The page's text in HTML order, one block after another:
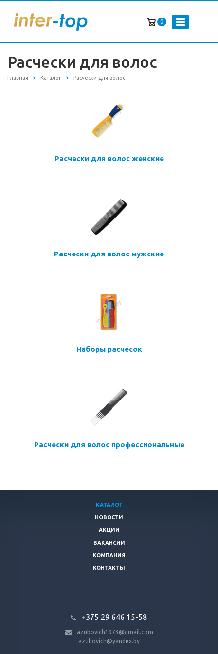
0
Расчески для волос
Главная Каталог Расчески для волос
Расчески для волос женские
Расчески для волос мужские
Наборы расчесок
Расчески для волос профессиональные
КАТАЛОГ
НОВОСТИ
АКЦИИ
ВАКАНСИИ
КОМПАНИЯ
КОНТАКТЫ
+375 29 646 15-58
azubovich1973@gmail.com
azubovich@yandex.by